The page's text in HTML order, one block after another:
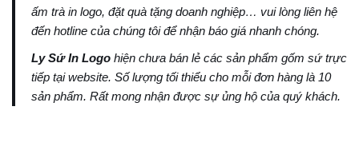
ấm trà in logo, đặt quà tặng doanh nghiệp… vui lòng liên hệ
đến hotline của chúng tôi để nhận báo giá nhanh chóng.
Ly Sứ In Logo hiện chưa bán lẻ các sản phẩm gốm sứ trực
tiếp tại website. Số lượng tối thiểu cho mỗi đơn hàng là 10
sản phẩm. Rất mong nhận được sự ủng hộ của quý khách.